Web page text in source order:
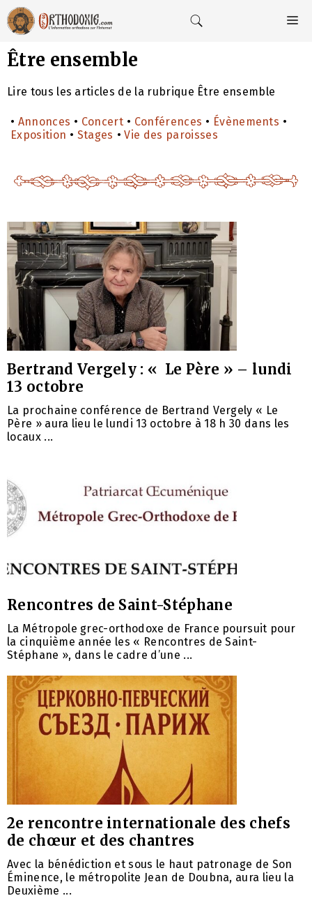
Aller
au
contenu
Être ensemble
Lire tous les articles de la rubrique Être ensemble
• Annonces • Concert • Conférences • Évènements •
Exposition • Stages •Vie des paroisses
Bertrand Vergely : « Le Père » – lundi
13 octobre
La prochaine conférence de Bertrand Vergely « Le
Père » aura lieu le lundi 13 octobre à 18 h 30 dans les
locaux ...
Rencontres de Saint-Stéphane
La Métropole grec-orthodoxe de France poursuit pour
la cinquième année les « Rencontres de Saint-
Stéphane », dans le cadre d’une ...
2e rencontre internationale des chefs
de chœur et des chantres
Avec la bénédiction et sous le haut patronage de Son
Éminence, le métropolite Jean de Doubna, aura lieu la
Deuxième ...